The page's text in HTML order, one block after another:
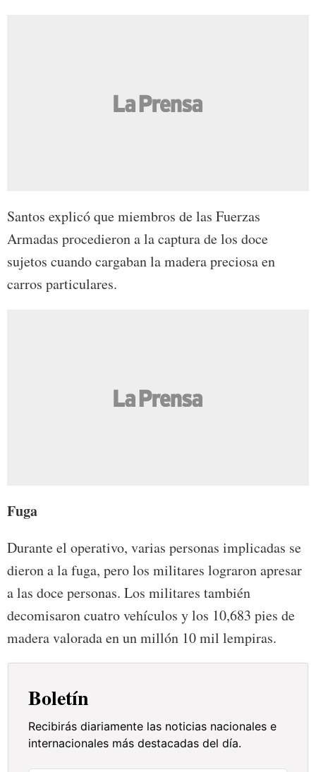
Santos explicó que miembros de las Fuerzas
Armadas procedieron a la captura de los doce
sujetos cuando cargaban la madera preciosa en
carros particulares.
Fuga
Durante el operativo, varias personas implicadas se
dieron a la fuga, pero los militares lograron apresar
a las doce personas. Los militares también
decomisaron cuatro vehículos y los 10,683 pies de
madera valorada en un millón 10 mil lempiras.
Boletín
Recibirás diariamente las noticias nacionales e
internacionales más destacadas del día.